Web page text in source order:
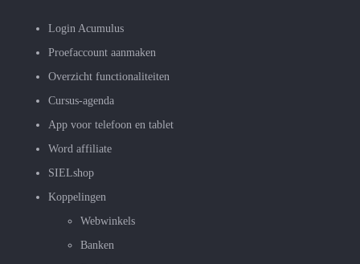
Login Acumulus
Proefaccount aanmaken
Overzicht functionaliteiten
Cursus-agenda
App voor telefoon en tablet
Word affiliate
SIELshop
Koppelingen
Webwinkels
Banken